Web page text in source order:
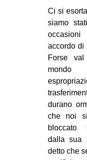
Ci si
siamo
accordo di
Forse
durano
che noi
bloccato
dalla sua
detto che